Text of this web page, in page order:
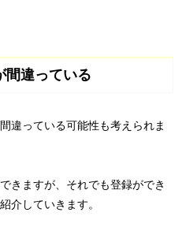
間違っている
違っている可能性も考えられま
きますが、それでも登録ができ
介していきます。